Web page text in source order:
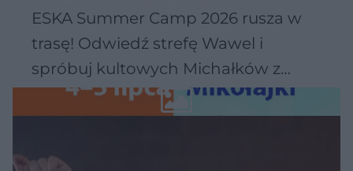
ESKA Summer Camp 2026 rusza w
trasę! Odwiedź strefę Wawel i
spróbuj kultowych Michałków z
Wawelu